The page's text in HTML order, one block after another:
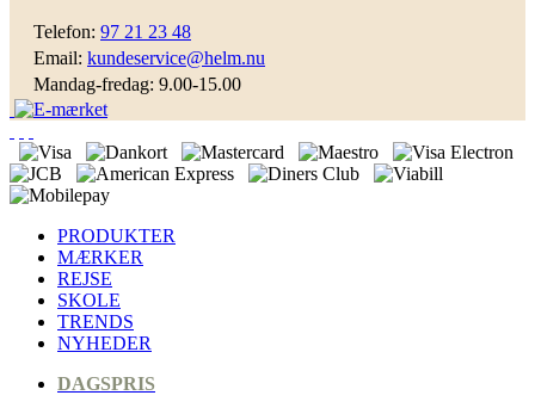
Telefon: 97 21 23 48
Email: kundeservice@helm.nu
Mandag-fredag: 9.00-15.00
PRODUKTER
MÆRKER
REJSE
SKOLE
TRENDS
NYHEDER
DAGSPRIS